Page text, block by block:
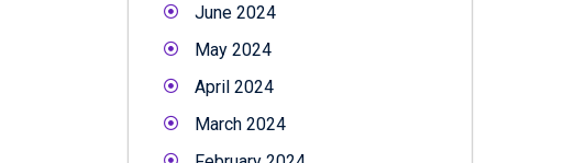
June 2024
May 2024
April 2024
March 2024